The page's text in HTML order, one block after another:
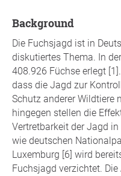
background
Die Fuchsjagd ist in
diskutiertes Thema. In
408.926 Füchse erlegt
dass die Jagd zur
Schutz anderer Wildtiere
hingegen stellen die
Vertretbarkeit der Jagd in
wie deutschen
Luxemburg [6] wird
Fuchsjagd verzichtet.